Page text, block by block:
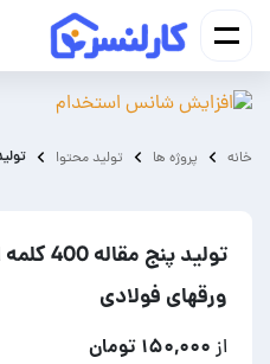
خانه پروژه ها تولید محتوا تولید پنج
تولید
ورقهای فولادی
از ۱۵۰,۰۰۰ تومان